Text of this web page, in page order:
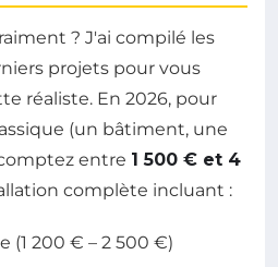
? J'ai compilé les
projets pour vous
réaliste. En 2026, pour
(un bâtiment, une
entre 1 500 € et 4
complète incluant :
(1 200 € – 2 500 €)